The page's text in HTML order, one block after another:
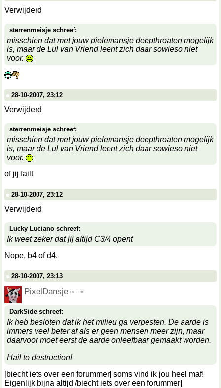
Verwijderd
sterrenmeisje schreef:
misschien dat met jouw pielemansje deepthroaten mogelijk
is, maar de Lul van Vriend leent zich daar sowieso niet
voor.
28-10-2007, 23:12
Verwijderd
sterrenmeisje schreef:
misschien dat met jouw pielemansje deepthroaten mogelijk
is, maar de Lul van Vriend leent zich daar sowieso niet
voor.
of jij failt
28-10-2007, 23:12
Verwijderd
Lucky Luciano schreef:
Ik weet zeker dat jij altijd C3/4 opent
Nope, b4 of d4.
28-10-2007, 23:13
PixelDansje
DarkSide schreef:
Ik heb besloten dat ik het milieu ga verpesten. De aarde is
immers veel beter af als er geen mensen meer zijn, maar
daarvoor moet eerst de aarde onleefbaar gemaakt worden.
Hail to destruction!
[biecht iets over een forummer] soms vind ik jou heel maf!
Eigenlijk bijna altijd[/biecht iets over een forummer]